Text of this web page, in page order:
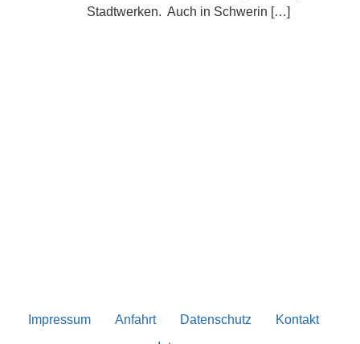
Stadtwerken. Auch in Schwerin […]
Impressum Anfahrt Datenschutz
Kontakt